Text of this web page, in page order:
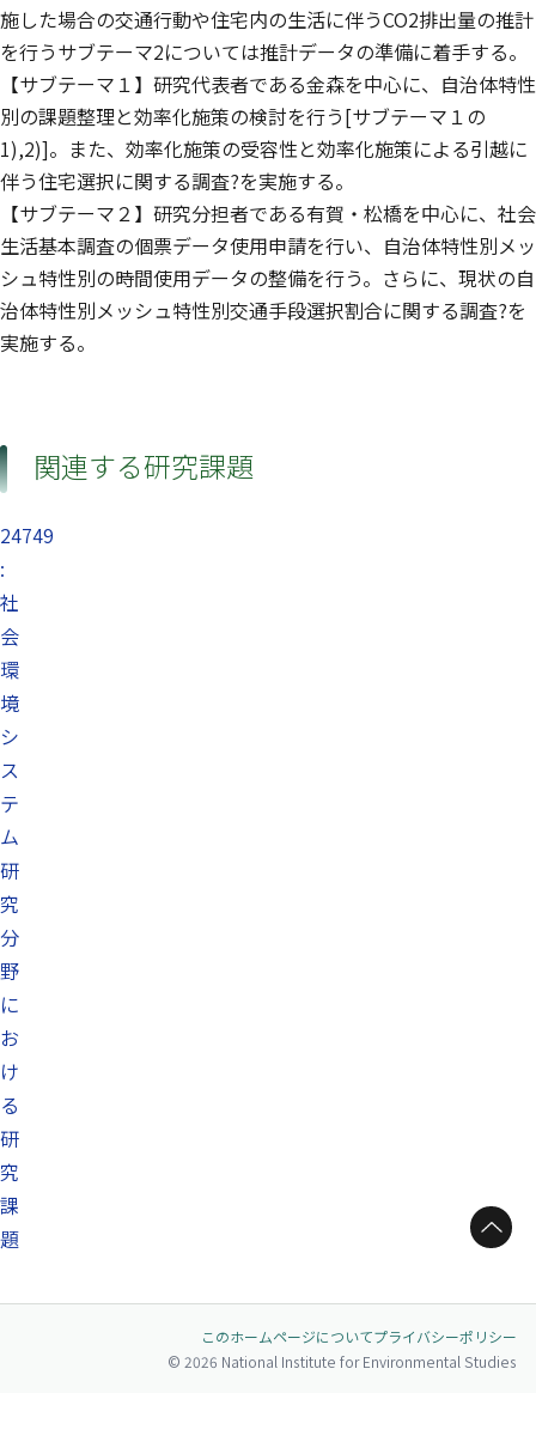
施した場合の交通行動や住宅内の生活に伴うCO2排出量の推計
を行うサブテーマ2については推計データの準備に着手する。
【サブテーマ１】研究代表者である金森を中心に、自治体特性
別の課題整理と効率化施策の検討を行う[サブテーマ１の
1),2)]。また、効率化施策の受容性と効率化施策による引越に
伴う住宅選択に関する調査?を実施する。
【サブテーマ２】研究分担者である有賀・松橋を中心に、社会
生活基本調査の個票データ使用申請を行い、自治体特性別メッ
シュ特性別の時間使用データの整備を行う。さらに、現状の自
治体特性別メッシュ特性別交通手段選択割合に関する調査?を
実施する。
関連する研究課題
24749
:
社
会
環
境
シ
ス
テ
ム
研
究
分
野
に
お
け
る
研
究
課
題
ページトップへ
このホームページについてプライバシーポリシー
© 2026 National Institute for Environmental Studies